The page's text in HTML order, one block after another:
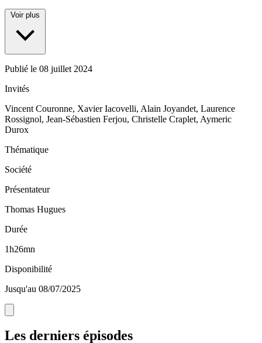
Voir plus
Publié le 08 juillet 2024
Invités
Vincent Couronne, Xavier Iacovelli, Alain Joyandet, Laurence
Rossignol, Jean-Sébastien Ferjou, Christelle Craplet, Aymeric
Durox
Thématique
Société
Présentateur
Thomas Hugues
Durée
1h26mn
Disponibilité
Jusqu'au 08/07/2025
Les derniers épisodes